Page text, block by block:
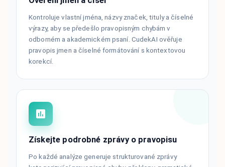
Kontroluje vlastní jména, názvy značek, tituly a číselné
výrazy, aby se předešlo pravopisným chybám v
odborném a akademickém psaní. CudekAI ověřuje
pravopis jmen a číselné formátování s kontextovou
korekcí.
Získejte podrobné zprávy o pravopisu
Po každé analýze generuje strukturované zprávy